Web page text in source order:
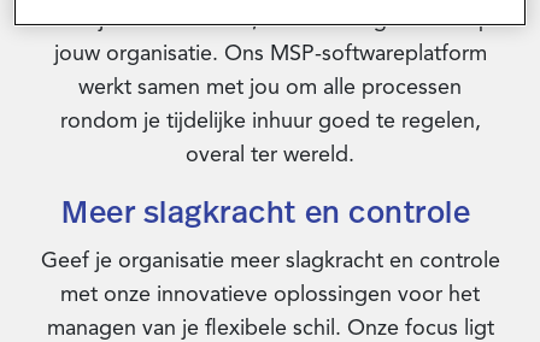
voor je flexibele schil, helemaal afgestemd op
jouw organisatie. Ons MSP-softwareplatform
werkt samen met jou om alle processen
rondom je tijdelijke inhuur goed te regelen,
overal ter wereld.
Meer slagkracht en controle
Geef je organisatie meer slagkracht en controle
met onze innovatieve oplossingen voor het
managen van je flexibele schil. Onze focus ligt